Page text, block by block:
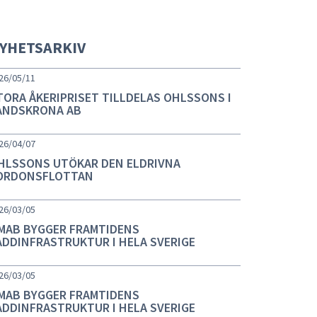
05/11
ÅKERIPRISET TILLDELAS OHLSSONS I
AB
04/07
UTÖKAR DEN ELDRIVNA
03/05
BYGGER FRAMTIDENS
I HELA SVERIGE
03/05
BYGGER FRAMTIDENS
I HELA SVERIGE